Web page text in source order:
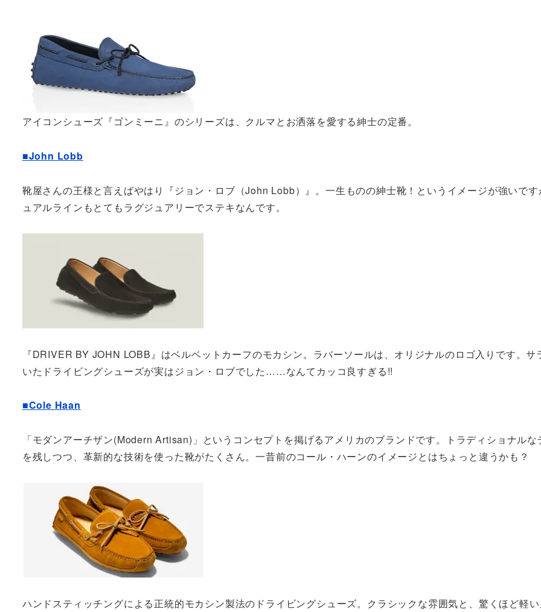
アイコンシューズ『ゴンミーニ』のシリーズは、クルマとお洒落を愛する紳士の定番。
■John Lobb
靴屋さんの王様と言えばやはり『ジョン・ロブ（John Lobb）』。一生ものの紳士靴！というイメージが強いで
ュアルラインもとてもラグジュアリーでステキなんです。
『DRIVER BY JOHN LOBB』はベルベットカーフのモカシン。ラバーソールは、オリジナルのロゴ入りです。サ
いたドライビングシューズが実はジョン・ロブでした……なんてカッコ良すぎる!!
■Cole Haan
「モダンアーチザン(Modern Artisan)」というコンセプトを掲げるアメリカのブランドです。トラディショナルな
を残しつつ、革新的な技術を使った靴がたくさん。一昔前のコール・ハーンのイメージとはちょっと違うかも？
ハンドスティッチングによる正統的モカシン製法のドライビングシューズ。クラシックな雰囲気と、驚くほど軽